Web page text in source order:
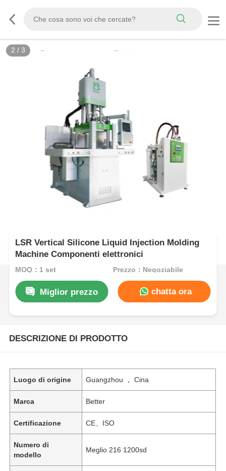
2 / 3
LSR Vertical Silicone Liquid Injection Molding
Machine Componenti elettronici
MOQ：1 set Prezzo：Negoziabile
Miglior prezzo chatta ora
DESCRIZIONE DI PRODOTTO
Luogo di origine Guangzhou ， Cina
Marca Better
Certificazione CE、ISO
Numero di
modello
Meglio 216 1200sd